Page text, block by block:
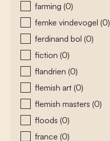
farming (0)
femke vindevogel (0)
ferdinand bol (0)
fiction (0)
flandrien (0)
flemish art (0)
flemish masters (0)
floods (0)
france (0)